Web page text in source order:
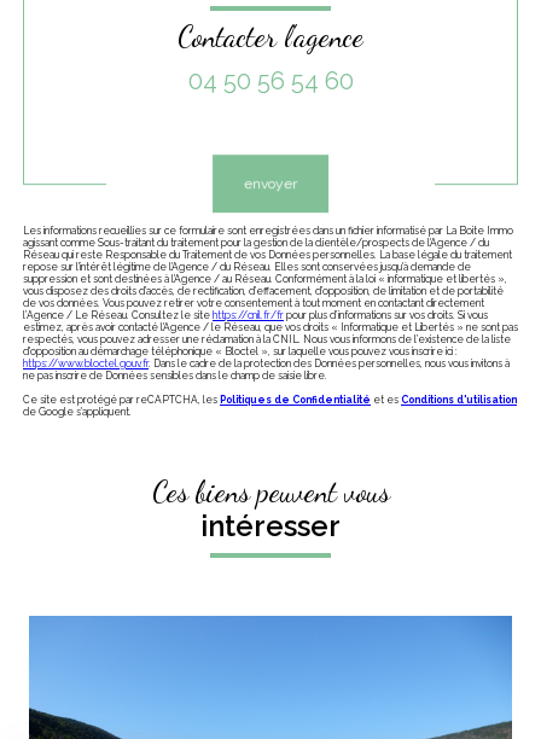
Contacter l'agence
04 50 56 54 60
envoyer
Les informations recueillies sur ce formulaire sont enregistrées dans un fichier informatisé par La Boite Immo
agissant comme Sous-traitant du traitement pour la gestion de la clientèle/prospects de l'Agence / du
Réseau qui reste Responsable du Traitement de vos Données personnelles. La base légale du traitement
repose sur l'intérêt légitime de l'Agence / du Réseau. Elles sont conservées jusqu'à demande de
suppression et sont destinées à l'Agence / au Réseau. Conformément à la loi « informatique et libertés »,
vous disposez des droits d’accès, de rectification, d’effacement, d’opposition, de limitation et de portabilité
de vos données. Vous pouvez retirer votre consentement à tout moment en contactant directement
l’Agence / Le Réseau. Consultez le site https://cnil.fr/fr pour plus d’informations sur vos droits. Si vous
estimez, après avoir contacté l'Agence / le Réseau, que vos droits « Informatique et Libertés » ne sont pas
respectés, vous pouvez adresser une réclamation à la CNIL. Nous vous informons de l’existence de la liste
d'opposition au démarchage téléphonique « Bloctel », sur laquelle vous pouvez vous inscrire ici :
https://www.bloctel.gouv.fr. Dans le cadre de la protection des Données personnelles, nous vous invitons à
ne pas inscrire de Données sensibles dans le champ de saisie libre.
Ce site est protégé par reCAPTCHA, les Politiques de Confidentialité et es Conditions d'utilisation
de Google s'appliquent.
Ces biens peuvent vous
intéresser